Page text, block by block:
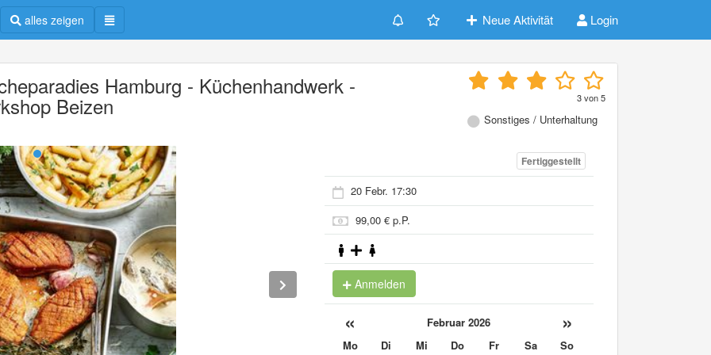
alles zeigen Neue Aktivität Login
Hamburg - Küchenhandwerk -
Beizen 3von5
Sonstiges / Unterhaltung
Fertiggestellt
20 Febr. 17:30
99,00 € p.P.
Anmelden
« Februar 2026 »
Mo Di Mi Do Fr Sa So